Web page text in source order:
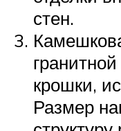
стен.
крошки,
Размер